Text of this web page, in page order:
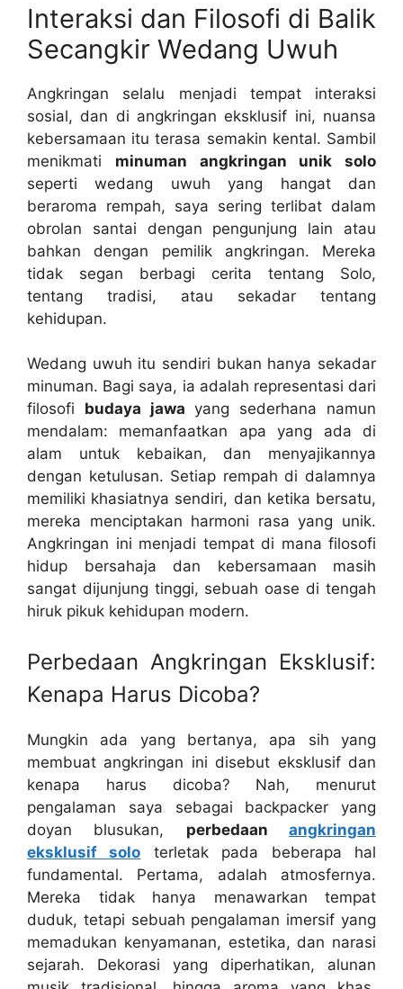
Interaksi dan Filosofi di Balik
Secangkir Wedang Uwuh
Angkringan selalu menjadi tempat interaksi
sosial, dan di angkringan eksklusif ini, nuansa
kebersamaan itu terasa semakin kental. Sambil
menikmati minuman angkringan unik solo
seperti wedang uwuh yang hangat dan
beraroma rempah, saya sering terlibat dalam
obrolan santai dengan pengunjung lain atau
bahkan dengan pemilik angkringan. Mereka
tidak segan berbagi cerita tentang Solo,
tentang tradisi, atau sekadar tentang
kehidupan.
Wedang uwuh itu sendiri bukan hanya sekadar
minuman. Bagi saya, ia adalah representasi dari
filosofi budaya jawa yang sederhana namun
mendalam: memanfaatkan apa yang ada di
alam untuk kebaikan, dan menyajikannya
dengan ketulusan. Setiap rempah di dalamnya
memiliki khasiatnya sendiri, dan ketika bersatu,
mereka menciptakan harmoni rasa yang unik.
Angkringan ini menjadi tempat di mana filosofi
hidup bersahaja dan kebersamaan masih
sangat dijunjung tinggi, sebuah oase di tengah
hiruk pikuk kehidupan modern.
Perbedaan Angkringan Eksklusif:
Kenapa Harus Dicoba?
Mungkin ada yang bertanya, apa sih yang
membuat angkringan ini disebut eksklusif dan
kenapa harus dicoba? Nah, menurut
pengalaman saya sebagai backpacker yang
doyan blusukan, perbedaanangkringan
eksklusif solo terletak pada beberapa hal
fundamental. Pertama, adalah atmosfernya.
Mereka tidak hanya menawarkan tempat
duduk, tetapi sebuah pengalaman imersif yang
memadukan kenyamanan, estetika, dan narasi
sejarah. Dekorasi yang diperhatikan, alunan